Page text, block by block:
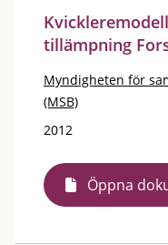
tillämpning
Myndigheten för
(MSB)
2012
Öppna